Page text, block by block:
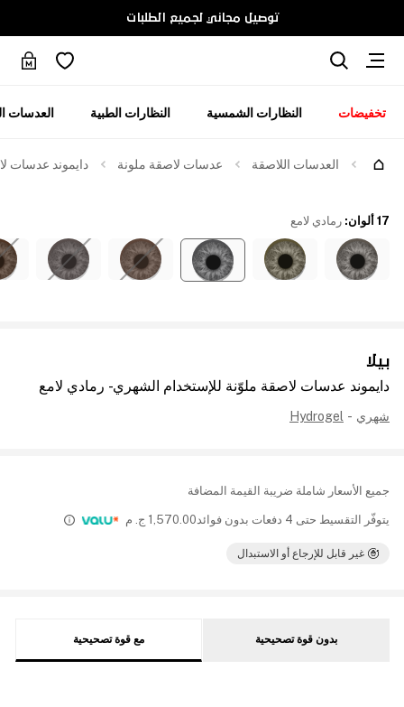
توصيل مجاني لجميع الطلبات
تخفيضات النظارات الشمسية النظارات الطبية العدسات
العدسات اللاصقة عدسات لاصقة ملونة دايموند عدسات
بيلا
دايموند عدسات لاصقة ملوّنة للإستخدام الشهري - رمادي لامع
شهري -
Hydrogel
جميع الأسعار شاملة ضريبة القيمة المضافة
يتوفّر التقسيط حتى 4 دفعات بدون فوائد 1,570.00 ج. م
غير قابل للإرجاع أو الاستبدال
17 ألوان : رمادي لامع
بدون قوة تصحيحية مع قوة تصحيحية